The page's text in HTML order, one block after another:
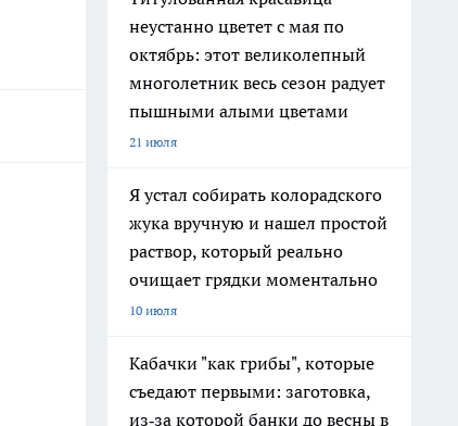
неустанно цветет с мая по
октябрь: этот великолепный
многолетник весь сезон радует
пышными алыми цветами
21 июля
Я устал собирать колорадского
жука вручную и нашел простой
раствор, который реально
очищает грядки моментально
10 июля
Кабачки "как грибы", которые
съедают первыми: заготовка,
из‑за которой банки до весны в